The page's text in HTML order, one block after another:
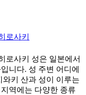
로사키
로사키 성은 일본에서
니다. 성 주변 어디에
키 산과 성이 이루는
역에는 다양한 종류